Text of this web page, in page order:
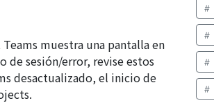
muestra una pantalla en
de sesión/error, revise estos
desactualizado, el inicio de